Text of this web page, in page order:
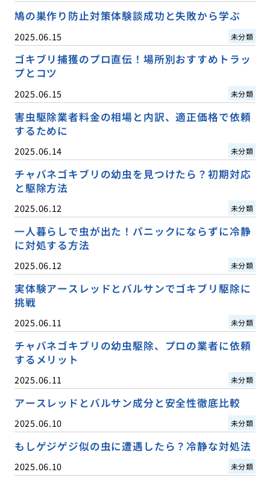
鳩の巣作り防止対策体験談成功と失敗から学ぶ
2025.06.15 未分類
ゴキブリ捕獲のプロ直伝！場所別おすすめトラッ
プとコツ
2025.06.15 未分類
害虫駆除業者料金の相場と内訳、適正価格で依頼
するために
2025.06.14 未分類
チャバネゴキブリの幼虫を見つけたら？初期対応
と駆除方法
2025.06.12 未分類
一人暮らしで虫が出た！パニックにならずに冷静
に対処する方法
2025.06.12 未分類
実体験アースレッドとバルサンでゴキブリ駆除に
挑戦
2025.06.11 未分類
チャバネゴキブリの幼虫駆除、プロの業者に依頼
するメリット
2025.06.11 未分類
アースレッドとバルサン成分と安全性徹底比較
2025.06.10 未分類
もしゲジゲジ似の虫に遭遇したら？冷静な対処法
2025.06.10 未分類